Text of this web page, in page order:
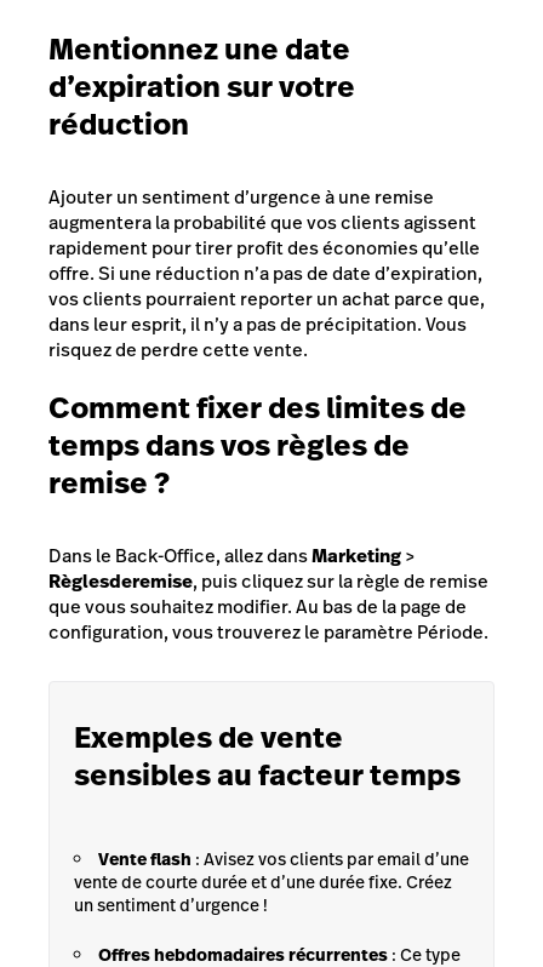
Mentionnez une date
d’expiration sur votre
réduction
Ajouter un sentiment d’urgence à une remise
augmentera la probabilité que vos clients agissent
rapidement pour tirer profit des économies qu’elle
offre. Si une réduction n’a pas de date d’expiration,
vos clients pourraient reporter un achat parce que,
dans leur esprit, il n’y a pas de précipitation. Vous
risquez de perdre cette vente.
Comment fixer des limites de
temps dans vos règles de
remise ?
Dans le Back-Office, allez dansMarketing>
Règlesderemise, puis cliquez sur la règle de remise
que vous souhaitez modifier. Au bas de la page de
configuration, vous trouverez le paramètre Période.
Exemples de vente
sensibles au facteur temps
Vente flash : Avisez vos clients par email d’une
vente de courte durée et d’une durée fixe. Créez
un sentiment d’urgence !
Offres hebdomadaires récurrentes : Ce type